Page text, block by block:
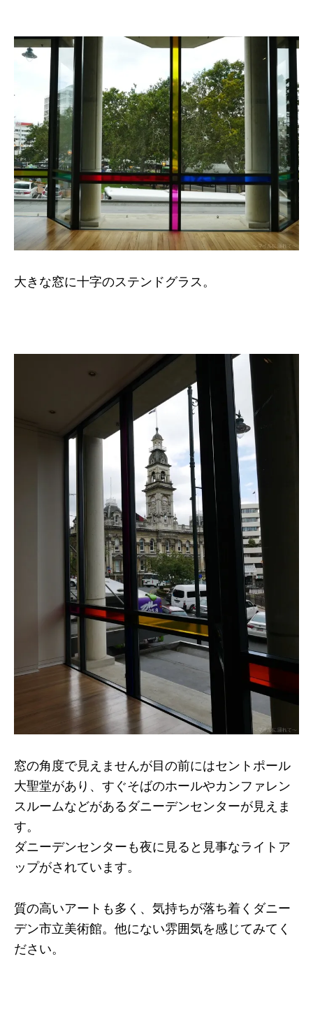
大きな窓に十字のステンドグラス。
窓の角度で見えませんが目の前にはセントポール
大聖堂があり、すぐそばのホールやカンファレン
スルームなどがあるダニーデンセンターが見えま
す。
ダニーデンセンターも夜に見ると見事なライトア
ップがされています。
質の高いアートも多く、気持ちが落ち着くダニー
デン市立美術館。他にない雰囲気を感じてみてく
ださい。